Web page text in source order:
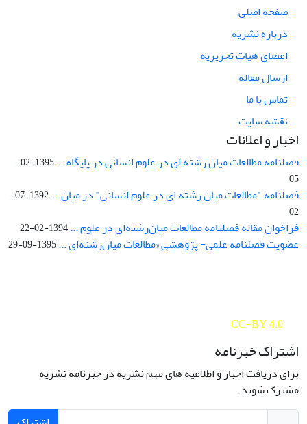
صفحه اصلی
درباره نشریه
اعضای هیات تحریریه
ارسال مقاله
تماس با ما
نقشه سایت
اخبار و اعلانات
فصلنامه مطالعات میان رشته ای در علوم انسانی در پایگاه ...
1395-02-
05
فصلنامه "مطالعات میان رشته ای در علوم انسانی" در میان ...
1392-07-
02
فراخوان مقاله فصلنامه مطالعات میان‌رشته‌ای در علوم ...1394-02-22
عضویت فصلنامه علمی- پژوهشی «مطالعات میان‌رشته‌ای ...1395-09-29
CC-BY 4.0
اشتراک خبرنامه
برای دریافت اخبار و اطلاعیه های مهم نشریه در خبرنامه نشریه
مشترک شوید.